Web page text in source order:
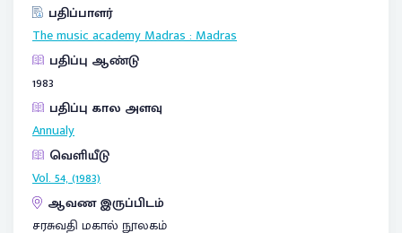
பதிப்பாளர்
The music academy Madras:Madras
பதிப்பு ஆண்டு
1983
பதிப்பு கால அளவு
Annualy
வெளியீடு
Vol. 54, (1983)
ஆவண இருப்பிடம்
சரசுவதி மகால் நூலகம்